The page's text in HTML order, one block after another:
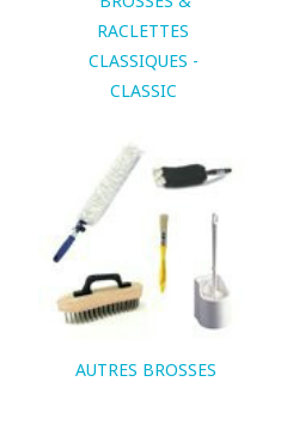
RACLETTES
CLASSIQUES -
CLASSIC
AUTRES BROSSES